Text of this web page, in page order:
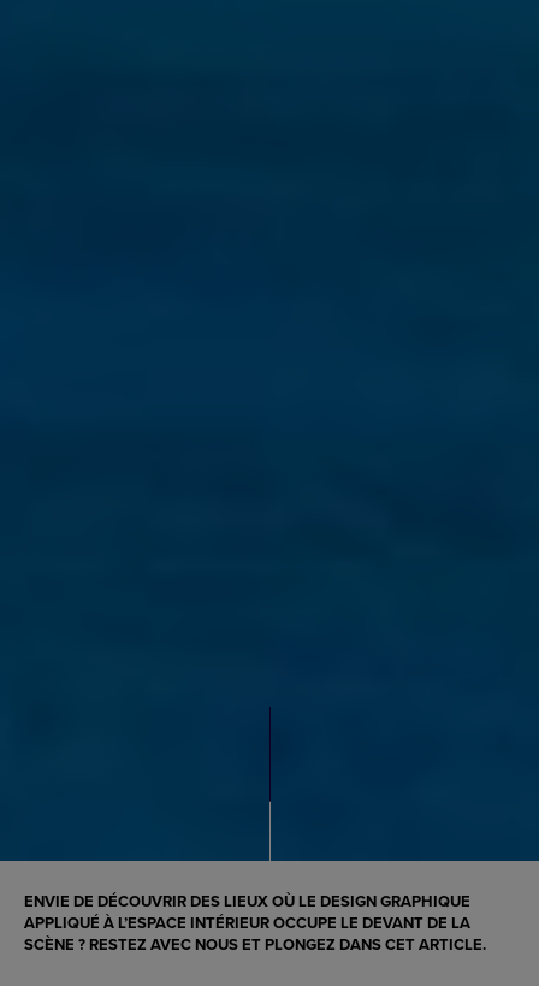
ENVIE DE DÉCOUVRIR DES LIEUX OÙ LE DESIGN GRAPHIQUE
APPLIQUÉ À L’ESPACE INTÉRIEUR OCCUPE LE DEVANT DE LA
SCÈNE ? RESTEZ AVEC NOUS ET PLONGEZ DANS CET ARTICLE.